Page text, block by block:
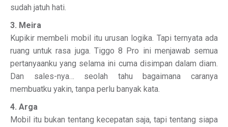
sudah jatuh hati.
3. Meira
Kupikir membeli mobil itu urusan logika. Tapi ternyata ada
ruang untuk rasa juga. Tiggo 8 Pro ini menjawab semua
pertanyaanku yang selama ini cuma disimpan dalam diam.
Dan sales-nya… seolah tahu bagaimana caranya
membuatku yakin, tanpa perlu banyak kata.
4. Arga
Mobil itu bukan tentang kecepatan saja, tapi tentang siapa